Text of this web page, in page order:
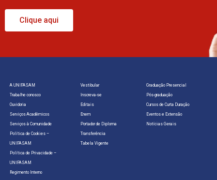
Clique aqui
A UNIFASAM
Trabalhe conosco
Ouvidoria
Serviços Acadêmicos
Serviços à Comunidade
Política de Cookies –
UNIFASAM
Política de Privacidade –
UNIFASAM
Regimento Interno
Vestibular
Inscreva-se
Editais
Enem
Portador de Diploma
Transferência
Tabela Vigente
Graduação Presencial
Pós-graduação
Cursos de Curta Duração
Eventos e Extensão
Notícias Gerais